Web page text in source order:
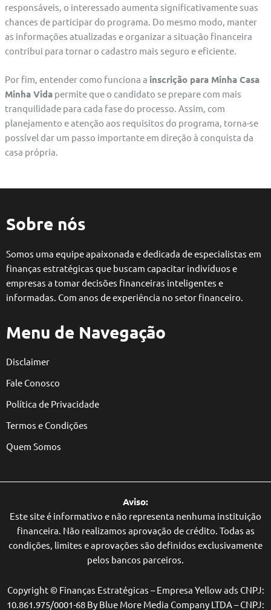
responsáveis, o interessado aumenta significativamente suas
chances de participar do programa. Do mesmo modo, manter
as informações atualizadas e organizar a situação financeira
contribui para tornar o cadastro mais seguro e eficiente.
Por fim, entender como funciona a inscrição para Minha Casa
Minha Vidapermite que o candidato se prepare com mais
tranquilidade para cada fase do processo. Assim, com
planejamento e atenção aos requisitos do programa, torna-se
possível dar um passo importante em direção à conquista da
casa própria.
Sobre nós
Somos uma equipe apaixonada e dedicada de especialistas em
finanças estratégicas que buscam capacitar indivíduos e
empresas a tomar decisões financeiras inteligentes e
informadas. Com anos de experiência no setor financeiro.
Menu de Navegação
Disclaimer
Fale Conosco
Política de Privacidade
Termos e Condições
Quem Somos
Aviso:
Este site é informativo e não representa nenhuma instituição
financeira. Não realizamos aprovação de crédito. Todas as
condições, limites e aprovações são definidos exclusivamente
pelos bancos parceiros.
Copyright © Finanças Estratégicas – Empresa Yellow ads CNPJ:
10.861.975/0001-68 By Blue More Media Company LTDA – CNPJ: